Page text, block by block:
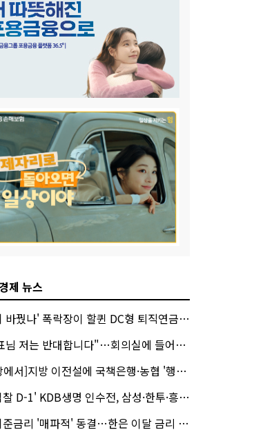
제 뉴스
꿨나' 폭락장이 할퀸 DC형 퇴직연금…전문가 조언은
저는 반대합니다"…회의실에 들어온 신한금융 AI
]지방 이전설에 국책은행·농협 '행동파'…금감원 '신중모드'
D-1' KDB생명 인수전, 삼성·한투·흥국 셈법은?
금리 '매파적' 동결…한은 이달 금리 향방은?